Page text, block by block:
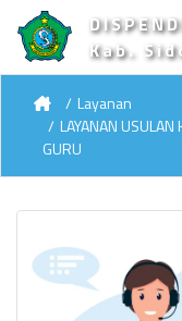
Kab.
Layanan
LAYANAN USULAN
GURU